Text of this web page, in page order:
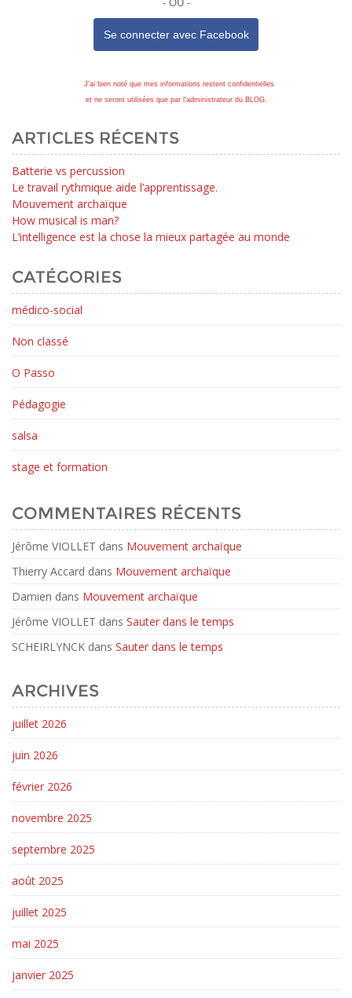
- OU -
Se connecter avec Facebook
J'ai bien noté que mes informations restent confidentielles
et ne seront utilisées que par l'administrateur du BLOG.
ARTICLES RÉCENTS
Batterie vs percussion
Le travail rythmique aide l’apprentissage.
Mouvement archaïque
How musical is man?
L’intelligence est la chose la mieux partagée au monde
CATÉGORIES
médico-social
Non classé
O Passo
Pédagogie
salsa
stage et formation
COMMENTAIRES RÉCENTS
Jérôme VIOLLET dans Mouvement archaïque
Thierry Accard dans Mouvement archaïque
Damien dans Mouvement archaïque
Jérôme VIOLLET dans Sauter dans le temps
SCHEIRLYNCK dans Sauter dans le temps
ARCHIVES
juillet 2026
juin 2026
février 2026
novembre 2025
septembre 2025
août 2025
juillet 2025
mai 2025
janvier 2025